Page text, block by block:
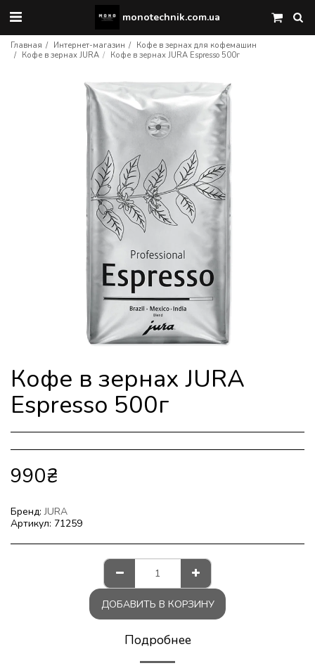
monotechnik.com.ua
Главная Интернет-магазин
Кофе в зернах для кофемашин
Кофе в зернах JURA
Кофе в зернах JURA Espresso 500г
Кофе в зернах JURA
Espresso 500г
990₴
Бренд: JURA
Артикул: 71259
ДОБАВИТЬ В КОРЗИНУ
Подробнее